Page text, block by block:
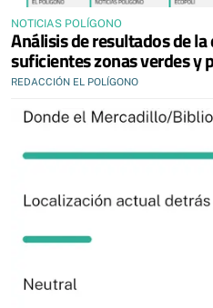
NOTICIAS POLÍGONO
Análisis de resultados de
suficientes zonas verdes y
REDACCIÓN EL POLÍGONO